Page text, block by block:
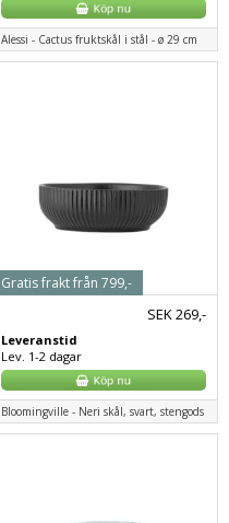
Alessi - Cactus fruktskål i stål - ø 29 cm
SEK269,-
Leveranstid
Lev. 1-2 dagar
Gratis frakt från 799,-
Bloomingville - Neri skål, svart, stengods